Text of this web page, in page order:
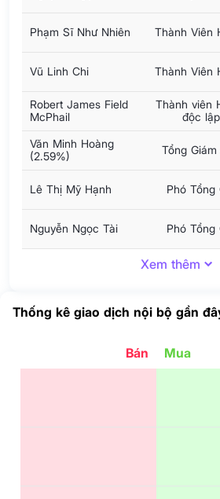
Phạm Sĩ Như Nhiên Thành Viên
Vũ Linh Chi Thành Viên
Robert James Field
McPhail
Thành viên
độc lập
Văn Minh Hoàng
(2.59%)
Tổng Giám
Lê Thị Mỹ Hạnh Phó Tổng
Nguyễn Ngọc Tài Phó Tổng
Xem thêm
Thống kê giao dịch nội bộ gần
Bán Mua